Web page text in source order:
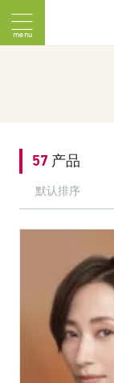
menu
57 产品